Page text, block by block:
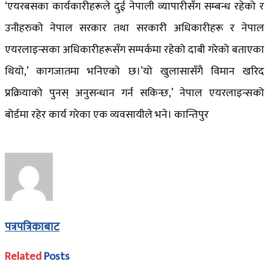
‘एयरबसका कार्यकारीहरूले दुई नेपाली व्यापारीसँग सम्बन्ध रहेको र
उनीहरुको नेपाल सरकार तथा सरकारी अधिकारीहरू र नेपाल
एयरलाइन्सका अधिकारीहरूसँग सम्पर्कमा रहेको दाबी गरेको बताएका
थियो,’ कागजातमा भनिएको छ।’यो खुलासासँगै विमान खरिद
प्रक्रियाको पुनस् अनुसन्धान गर्न सकिन्छ,’ नेपाल एयरलाइन्सको
बोर्डमा रहेर कार्य गरेका एक व्यवसायीले भने। कान्तिपुर
पत्रपत्रिकाबाट
RelatedPosts